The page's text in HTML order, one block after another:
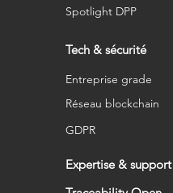
Spotlight DPP
Tech & sécurité
Entreprise grade
Réseau blockchain
GDPR
Expertise & support